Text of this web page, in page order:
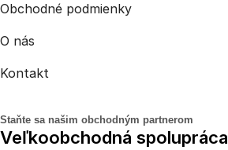
Obchodné podmienky
O nás
Kontakt
Staňte sa našim obchodným partnerom
Veľkoobchodná spolupráca